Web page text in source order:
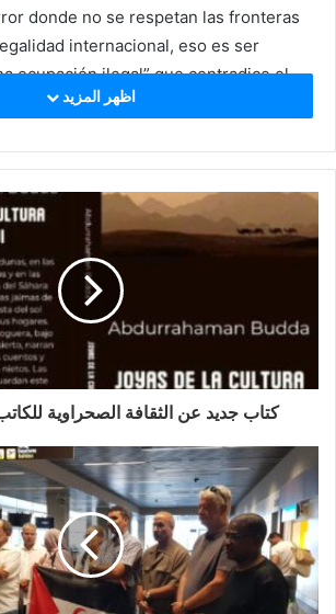
donde no se respetan las fronteras
internacional, eso es ser
ocupación ilegal”que contradice el
llevado a cabo por el
de descolonización.
durante la época colonial fue,
Estado Español llamada “
de un siglo de convivencia con la
la administración española al
vendió vilmente el territorio con la
Acuerdos Tripartitos de Madrid
de 1975, cediendo el norte del
y el sur a Mauritania y dejando al
abandonado a su suerte y sumergido
contra sus vecinos, un conflicto
resolver donde la potencia
tiene una gran responsabilidad
conciudadanos saharauis por no
اظهر المزيد
كتاب جديد عن الثقافة الصحراوية